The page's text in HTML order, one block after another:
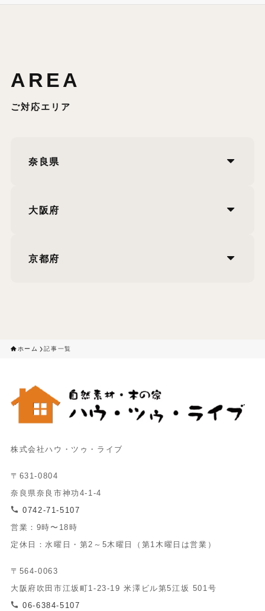
AREA
ご対応エリア
奈良県
大阪府
京都府
ホーム 記事一覧
株式会社ハウ・ツゥ・ライブ
〒631-0804
奈良県奈良市神功4-1-4
0742-71-5107
営業：9時〜18時
定休日：水曜日・第2～5木曜日（第1木曜日は営業）
〒564-0063
大阪府吹田市江坂町1-23-19 米澤ビル第5江坂 501号
06-6384-5107